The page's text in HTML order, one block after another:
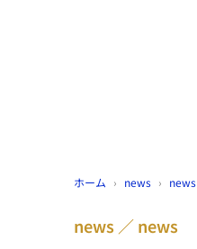
ホーム › news › news
news news